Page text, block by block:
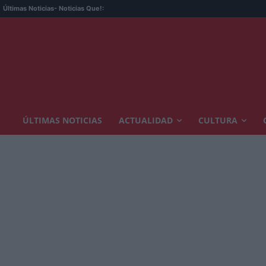
Últimas Noticias- Noticias Que!:
ÚLTIMAS NOTICIAS ACTUALIDAD CULTURA